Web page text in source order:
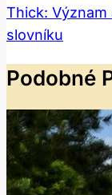
Thick:
slovníku
Podobné